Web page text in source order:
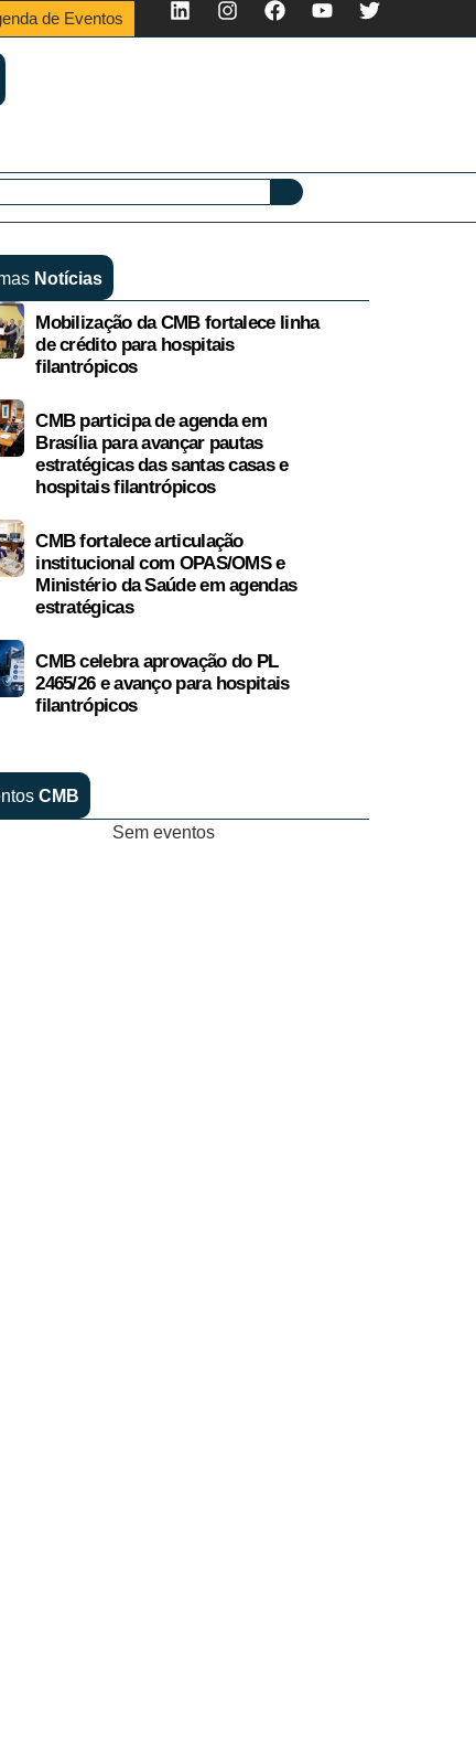
de Eventos
Notícias
Mobilização da CMB fortalece linha
de crédito para hospitais
filantrópicos
CMB participa de agenda em
Brasília para avançar pautas
estratégicas das santas casas e
hospitais filantrópicos
CMB fortalece articulação
institucional com OPAS/OMS e
Ministério da Saúde em agendas
estratégicas
CMB celebra aprovação do PL
2465/26 e avanço para hospitais
filantrópicos
CMB
Sem eventos